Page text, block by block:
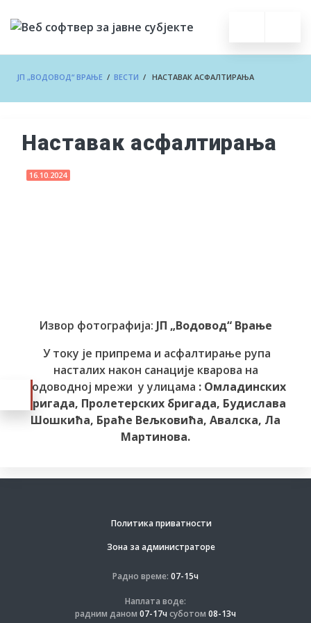
ЈП „ВОДОВОД“ ВРАЊЕ / ВЕСТИ / НАСТАВАК АСФАЛТИРАЊА
Наставак асфалтирања
16.10.2024
Извор фотографија: ЈП „Водовод“ Врање
У току је припрема и асфалтирање рупа
насталих након санације кварова на
водоводној мрежи у улицама : Омладинских
бригада, Пролетерских бригада, Будислава
Шошкића, Браће Вељковића, Авалска, Ла
Мартинова.
Политика приватности
Зона за администраторе
Радно време: 07-15ч
Наплата воде:
радним даном 07-17ч суботом 08-13ч